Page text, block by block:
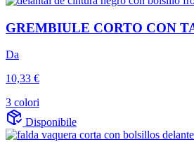
GREMBIULE CORTO CON
Da
10,33 €
3 colori
Disponibile